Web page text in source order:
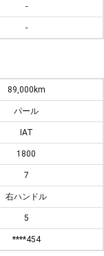
-
-
89,000km
パール
IAT
1800
7
右ハンドル
5
****454